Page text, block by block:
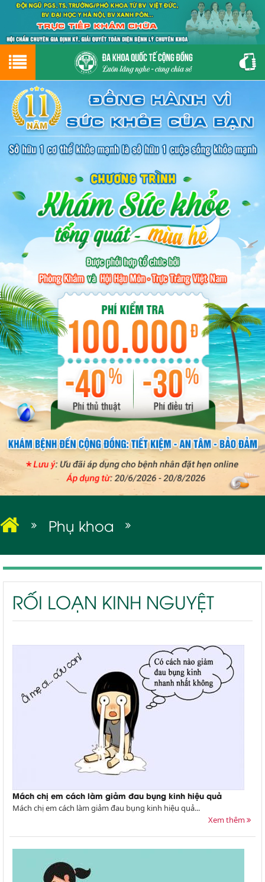
Hotline0243.9656.999tư vấn miễn phí
GIỚI THIỆU
GIỚI THIỆU VỀ PHÒNG KHÁM
CƠ SỞ VẬT CHẤT
ĐẶT HẸN LỊCH KHÁM
ĐƯỜNG TỚI PHÒNG KHÁM
PHỤ KHOA
BỆNH HẬU MÔN
BỆNH XÃ HỘI
Phụ khoa
Rối loạn kinh nguyệt
RỐI LOẠN KINH NGUYỆT
Mách chị em cách làm giảm đau bụng kinh hiệu quả
Mách chị em cách làm giảm đau bụng kinh hiệu quả...
Xem thêm